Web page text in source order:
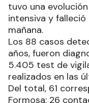
tuvo una
intensiva y
mañana.
Los 88 casos
años, fueron
5.405 test de
realizados en las
Del total, 61
Formosa: 26